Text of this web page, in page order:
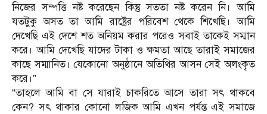
নিজের সম্পত্তি নষ্ট করেছেন কিন্তু সততা নষ্ট করেন নি। আমি
যতটুকু অসত তা আমি রাষ্ট্রের পরিবেশ থেকে শিখেছি। আমি
দেখেছি এই দেশে শত অনিয়ম করার পরেও সবাই তাকেই সম্মান
করে। আমি দেখেছি যাদের টাকা ও ক্ষমতা আছে তারাই সমাজের
কাছে সম্মানিত। যেকোনো অনুষ্ঠানে অতিথির আসন সেই অলংকৃত
করে।”
“তাহলে আমি বা সে যারাই চাকরিতে আসে তারা সৎ থাকবে
কেন? সৎ থাকার কোনো লজিক আমি এখন পর্যন্ত এই সমাজে